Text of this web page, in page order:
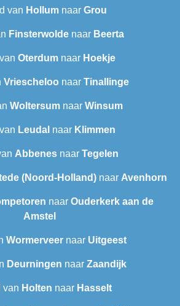
van Hollum naar Grou
Finsterwolde naar Beerta
Oterdumnaar Hoekje
Vriescheloo naar Tinallinge
Woltersum naar Winsum
Leudal‎ naar Klimmen
Abbenesnaar Tegelen
(Noord-Holland)naar Avenhorn
naar Ouderkerk aan de
Amstel
Wormerveer naar Uitgeest
Deurningen naar Zaandijk
van Holten naar Hasselt